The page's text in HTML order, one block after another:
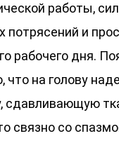
работы,
потрясений и
рабочего дня.
что на голову
сдавливающую
связно со